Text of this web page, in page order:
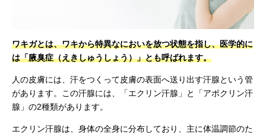
ワキガとは、ワキから特異なにおいを放つ状態を指し、医学的に
は「腋臭症（えきしゅうしょう）」とも呼ばれます。
人の皮膚には、汗をつくって皮膚の表面へ送り出す汗腺という管
があります。この汗腺には、「エクリン汗腺」と「アポクリン汗
腺」の2種類があります。
エクリン汗腺は、身体の全身に分布しており、主に体温調節のた